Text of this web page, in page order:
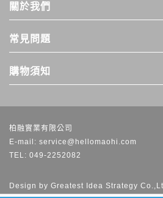
關於我們
常見問題
購物須知
柏融實業有限公司
E-mail: service@hellomaohi.com
TEL: 049-2252082
Design by Greatest Idea Strategy